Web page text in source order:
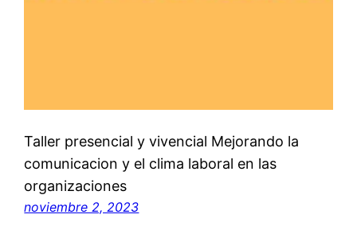
Taller presencial y vivencial Mejorando la
comunicacion y el clima laboral en las
organizaciones
noviembre 2, 2023